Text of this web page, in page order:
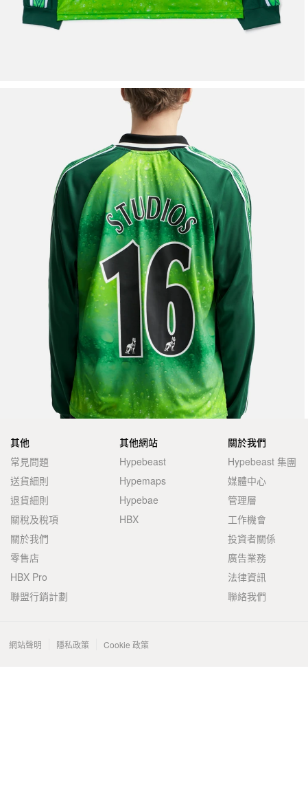
其他
常見問題
送貨細則
退貨細則
關稅及稅項
關於我們
零售店
HBX Pro
聯盟行銷計劃
其他網站
Hypebeast
Hypemaps
Hypebae
HBX
關於我們
Hypebeast 集團
媒體中心
管理層
工作機會
投資者關係
廣告業務
法律資訊
聯絡我們
網站聲明 隱私政策 Cookie 政策